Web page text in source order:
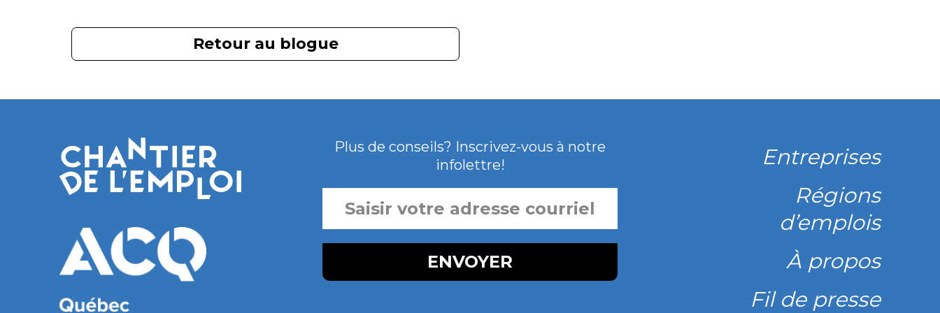
Retour au blogue
Plus de conseils? Inscrivez-vous à notre
infolettre!
VOTRE
ADRESSE
COURRIEL
Entreprises
Régions
d’emplois
À propos
Fil de presse